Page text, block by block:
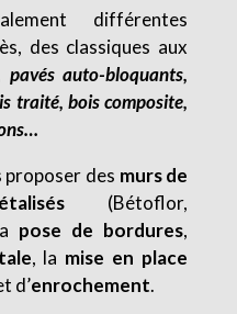
différentes
des classiques aux
pavés auto-bloquants,
traité, bois composite,
proposer des murs de
(Bétoflor,
pose de bordures,
, la mise en place
d’enrochement.